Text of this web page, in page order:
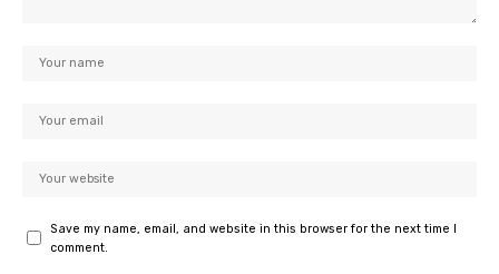
Save my name, email, and website in this browser for the next time I
comment.